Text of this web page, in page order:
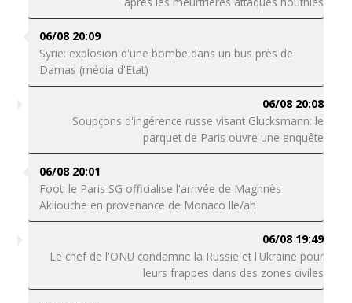
06/08 20:09
Syrie: explosion d'une bombe dans un bus près de
Damas (média d'Etat)
06/08 20:08
Soupçons d'ingérence russe visant Glucksmann: le
parquet de Paris ouvre une enquête
06/08 20:01
Foot: le Paris SG officialise l'arrivée de Maghnès
Akliouche en provenance de Monaco lle/ah
06/08 19:49
Le chef de l'ONU condamne la Russie et l'Ukraine pour
leurs frappes dans des zones civiles